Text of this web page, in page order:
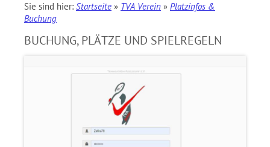
Sie sind hier: Startseite » TVA Verein » Platzinfos &
Buchung
BUCHUNG, PLÄTZE UND SPIELREGELN